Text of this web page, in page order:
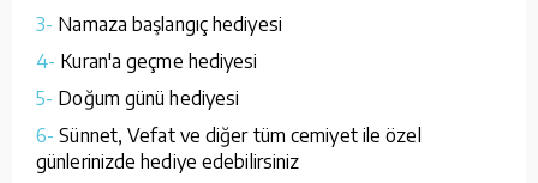
3- Namaza başlangıç hediyesi
4- Kuran'a geçme hediyesi
5- Doğum günü hediyesi
6- Sünnet, Vefat ve diğer tüm cemiyet ile özel
günlerinizde hediye edebilirsiniz